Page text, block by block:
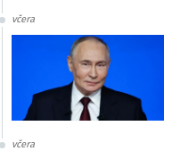
včera
včera